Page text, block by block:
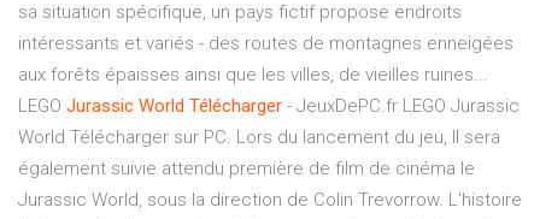
sa situation spécifique, un pays fictif propose endroits
intéressants et variés - des routes de montagnes enneigées
aux forêts épaisses ainsi que les villes, de vieilles ruines...
LEGO Jurassic World Télécharger - JeuxDePC.fr LEGO Jurassic
World Télécharger sur PC. Lors du lancement du jeu, Il sera
également suivie attendu première de film de cinéma le
Jurassic World, sous la direction de Colin Trevorrow. L'histoire